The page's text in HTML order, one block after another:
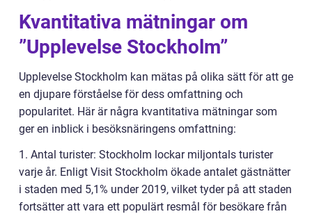
Kvantitativa mätningar om
”Upplevelse Stockholm”
Upplevelse Stockholm kan mätas på olika sätt för att ge
en djupare förståelse för dess omfattning och
popularitet. Här är några kvantitativa mätningar som
ger en inblick i besöksnäringens omfattning:
1. Antal turister: Stockholm lockar miljontals turister
varje år. Enligt Visit Stockholm ökade antalet gästnätter
i staden med 5,1% under 2019, vilket tyder på att staden
fortsätter att vara ett populärt resmål för besökare från